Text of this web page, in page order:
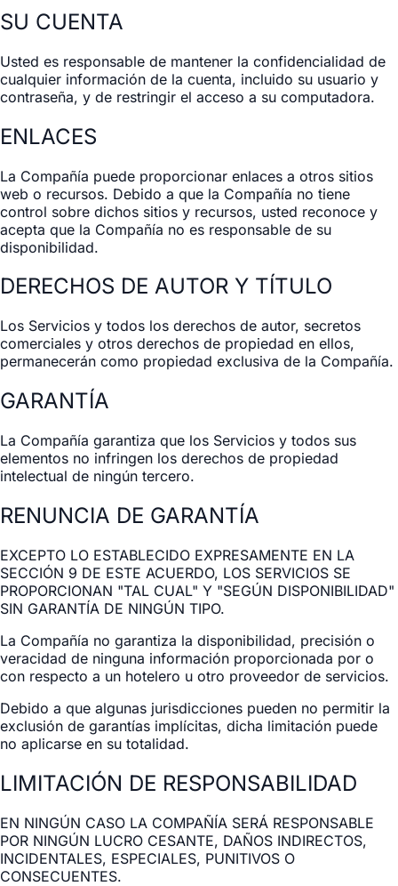
SU CUENTA
Usted es responsable de mantener la confidencialidad de
cualquier información de la cuenta, incluido su usuario y
contraseña, y de restringir el acceso a su computadora.
ENLACES
La Compañía puede proporcionar enlaces a otros sitios
web o recursos. Debido a que la Compañía no tiene
control sobre dichos sitios y recursos, usted reconoce y
acepta que la Compañía no es responsable de su
disponibilidad.
DERECHOS DE AUTOR Y TÍTULO
Los Servicios y todos los derechos de autor, secretos
comerciales y otros derechos de propiedad en ellos,
permanecerán como propiedad exclusiva de la Compañía.
GARANTÍA
La Compañía garantiza que los Servicios y todos sus
elementos no infringen los derechos de propiedad
intelectual de ningún tercero.
RENUNCIA DE GARANTÍA
EXCEPTO LO ESTABLECIDO EXPRESAMENTE EN LA
SECCIÓN 9 DE ESTE ACUERDO, LOS SERVICIOS SE
PROPORCIONAN "TAL CUAL" Y "SEGÚN DISPONIBILIDAD"
SIN GARANTÍA DE NINGÚN TIPO.
La Compañía no garantiza la disponibilidad, precisión o
veracidad de ninguna información proporcionada por o
con respecto a un hotelero u otro proveedor de servicios.
Debido a que algunas jurisdicciones pueden no permitir la
exclusión de garantías implícitas, dicha limitación puede
no aplicarse en su totalidad.
LIMITACIÓN DE RESPONSABILIDAD
EN NINGÚN CASO LA COMPAÑÍA SERÁ RESPONSABLE
POR NINGÚN LUCRO CESANTE, DAÑOS INDIRECTOS,
INCIDENTALES, ESPECIALES, PUNITIVOS O
CONSECUENTES.